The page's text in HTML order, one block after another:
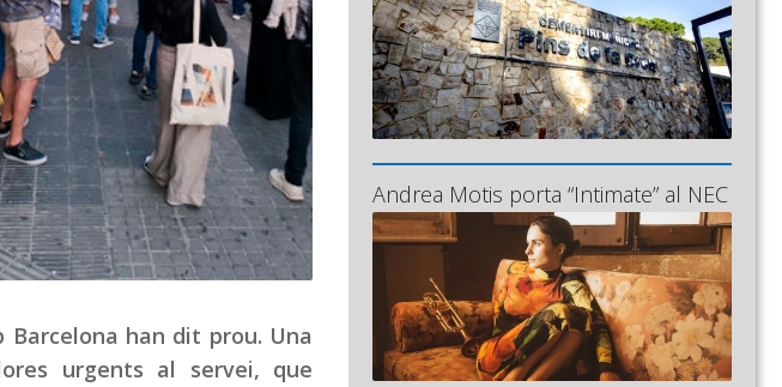
han dit prou. Una
urgents al servei, que
Andrea Motis porta “Intimate” al NEC